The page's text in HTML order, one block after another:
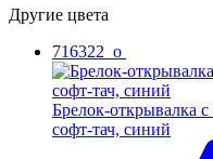
Другие цвета
716322_o
Брелок-открывалка
софт-тач, синий